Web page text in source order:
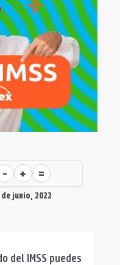
- + =
junio, 2022
del IMSS puedes